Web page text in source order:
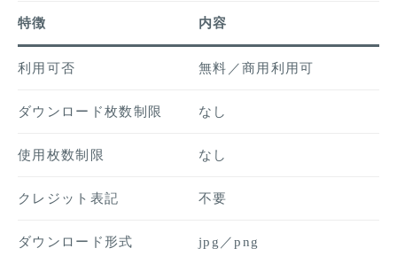
特徴 内容
利用可否 無料／商用利用可
ダウンロード枚数制限 なし
使用枚数制限 なし
クレジット表記 不要
ダウンロード形式 jpg／png